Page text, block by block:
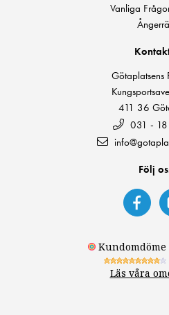
Vanliga
Götaplatsens
411 36
031 -
Följ